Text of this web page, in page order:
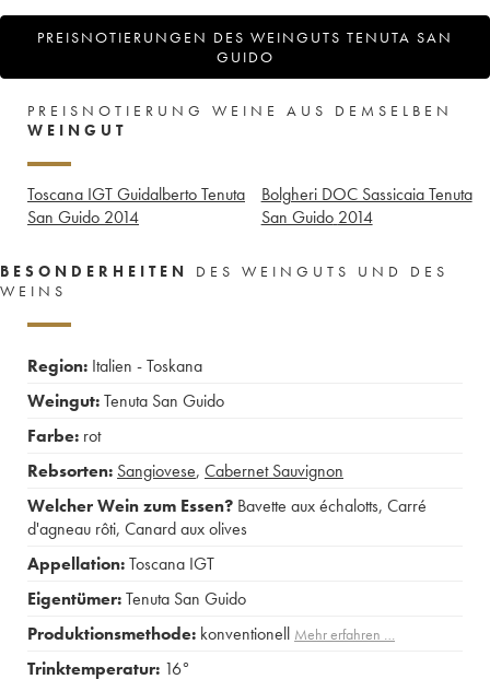
PREISNOTIERUNGEN DES WEINGUTS TENUTA SAN
GUIDO
PREISNOTIERUNG WEINE AUS DEMSELBEN
WEINGUT
Toscana IGT Guidalberto Tenuta
San Guido 2014
Bolgheri DOC Sassicaia Tenuta
San Guido 2014
BESONDERHEITEN
DES WEINGUTS UND DES
WEINS
Region: Italien - Toskana
Weingut:Tenuta San Guido
Farbe: rot
Rebsorten: Sangiovese, Cabernet Sauvignon
Welcher Wein zum Essen? Bavette aux échalotts, Carré
d'agneau rôti, Canard aux olives
Appellation:Toscana IGT
Eigentümer:Tenuta San Guido
Produktionsmethode: konventionell Mehr erfahren …
Trinktemperatur: 16°